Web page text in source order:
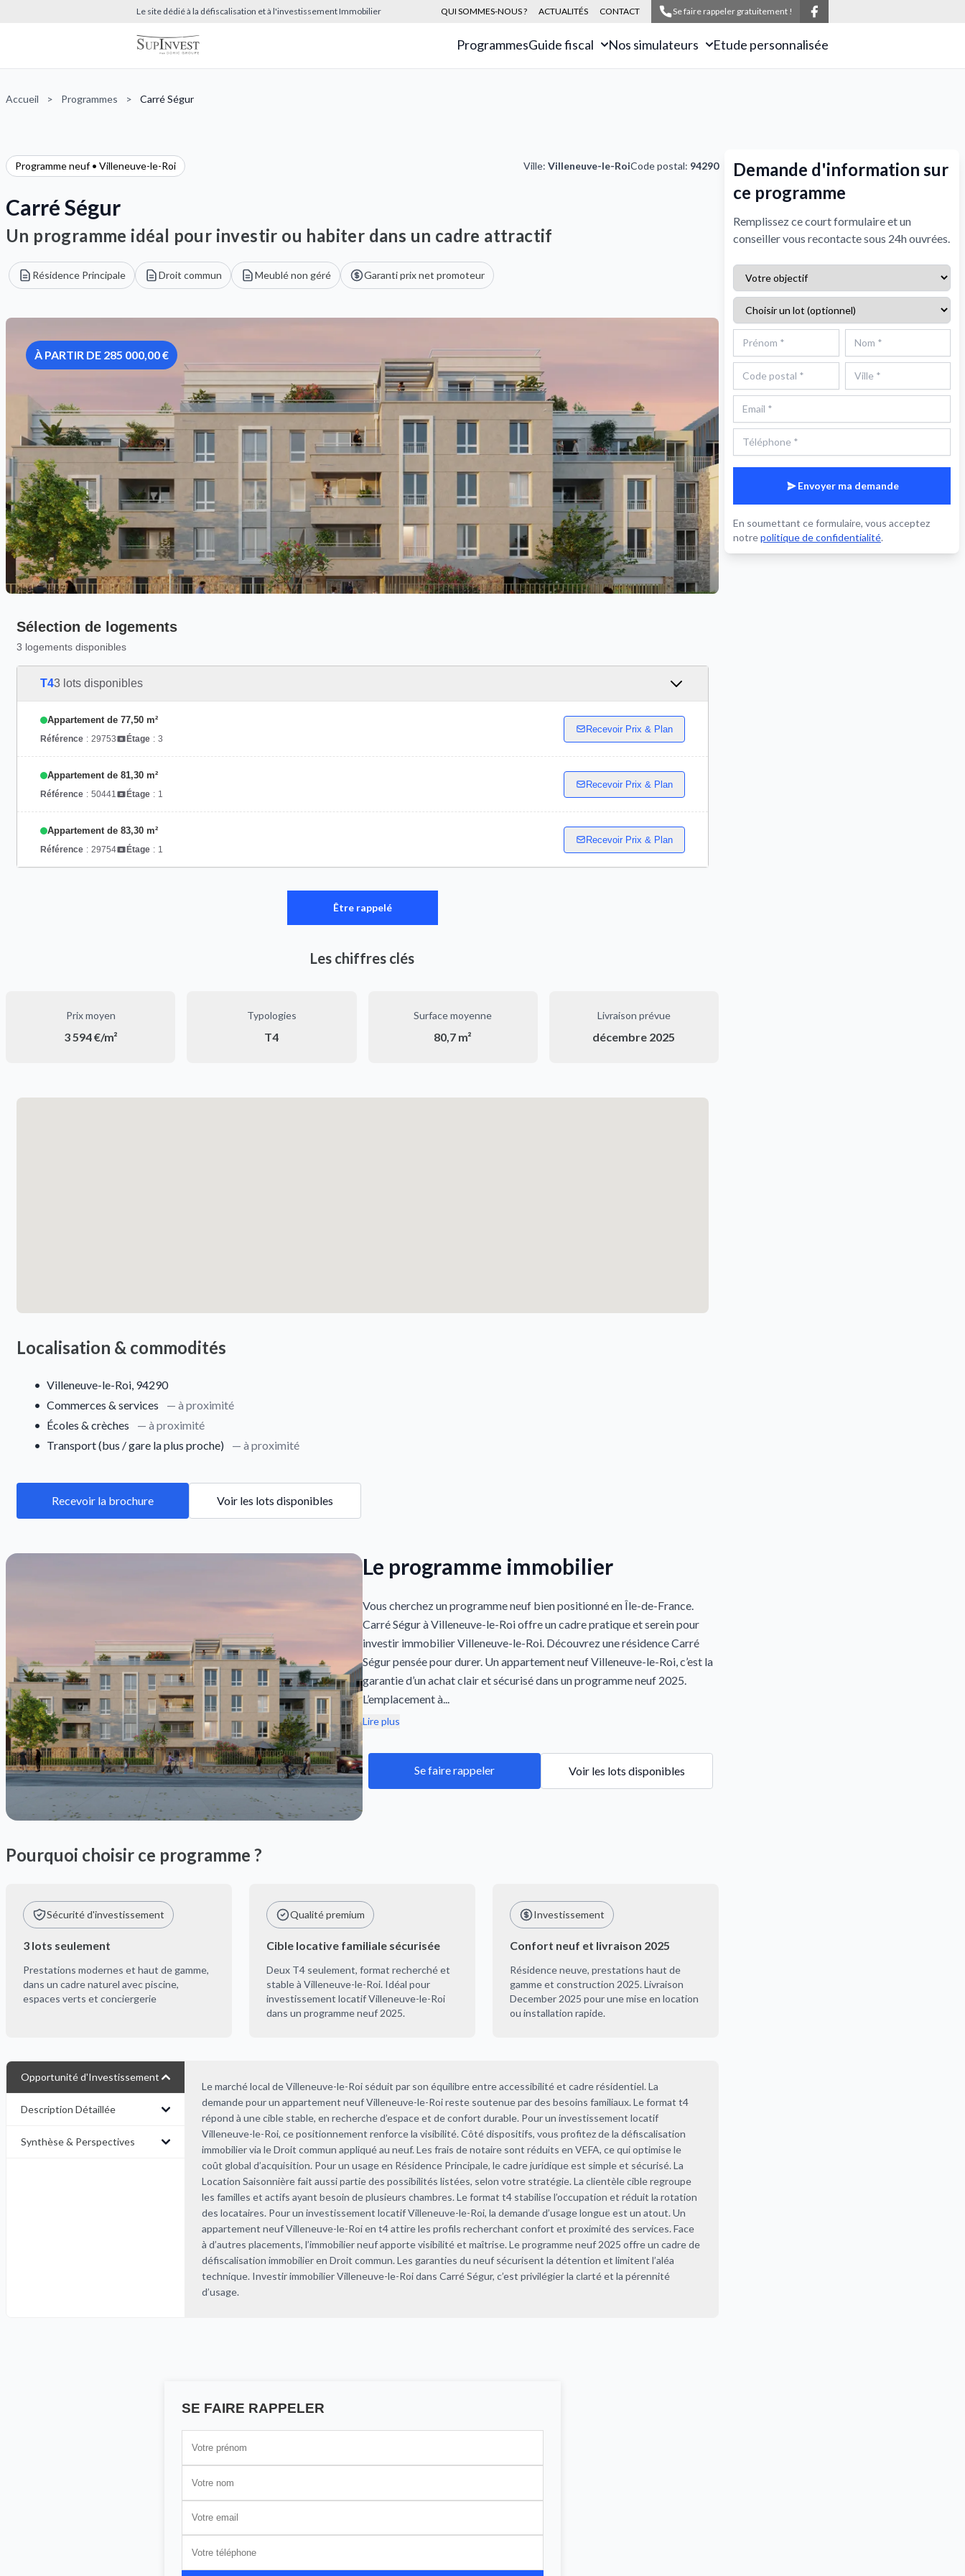
Le site dédié à la défiscalisation et à l'investissement Immobilier QUI SOMMES-NOUS ? ACTUALITÉS CONTACT Se faire rappeler gratuitement !
ProgrammesGuide fiscal Nos simulateurs Etude personnalisée
Accueil > Programmes > Carré Ségur
Programme neuf • Villeneuve-le-Roi Ville: Villeneuve-le-RoiCode postal: 94290
Carré Ségur
Un programme idéal pour investir ou habiter dans un cadre attractif
Résidence Principale Droit commun Meublé non géré Garanti prix net promoteur
À PARTIR DE 285 000,00 €
Sélection de logements
3 logements disponibles
T43 lots disponibles
Appartement de 77,50 m²
Référence : 29753 Étage : 3
Recevoir Prix & Plan
Appartement de 81,30 m²
Référence : 50441 Étage : 1
Recevoir Prix & Plan
Appartement de 83,30 m²
Référence : 29754 Étage : 1
Recevoir Prix & Plan
Être rappelé
Les chiffres clés
Prix moyen
3 594 €/m²
Typologies
T4
Surface moyenne
80,7 m²
Livraison prévue
décembre 2025
Localisation & commodités
• Villeneuve-le-Roi, 94290
• Commerces & services
— à proximité
• Écoles & crèches
— à proximité
• Transport (bus / gare la plus proche) — à proximité
Recevoir la brochure Voir les lots disponibles
Le programme immobilier
Vous cherchez un programme neuf bien positionné en Île-de-France.
Carré Ségur à Villeneuve-le-Roi offre un cadre pratique et serein pour
investir immobilier Villeneuve-le-Roi. Découvrez une résidence Carré
Ségur pensée pour durer. Un appartement neuf Villeneuve-le-Roi, c’est la
garantie d’un achat clair et sécurisé dans un programme neuf 2025.
L’emplacement à...
Lire plus
Se faire rappeler Voir les lots disponibles
Pourquoi choisir ce programme ?
Sécurité d'investissement
3 lots seulement
Prestations modernes et haut de gamme,
dans un cadre naturel avec piscine,
espaces verts et conciergerie
Qualité premium
Cible locative familiale sécurisée
Deux T4 seulement, format recherché et
stable à Villeneuve-le-Roi. Idéal pour
investissement locatif Villeneuve-le-Roi
dans un programme neuf 2025.
Investissement
Confort neuf et livraison 2025
Résidence neuve, prestations haut de
gamme et construction 2025. Livraison
December 2025 pour une mise en location
ou installation rapide.
Opportunité d'Investissement
Description Détaillée
Synthèse & Perspectives
Le marché local de Villeneuve-le-Roi séduit par son équilibre entre accessibilité et cadre résidentiel. La
demande pour un appartement neuf Villeneuve-le-Roi reste soutenue par des besoins familiaux. Le format t4
répond à une cible stable, en recherche d’espace et de confort durable. Pour un investissement locatif
Villeneuve-le-Roi, ce positionnement renforce la visibilité. Côté dispositifs, vous profitez de la défiscalisation
immobilier via le Droit commun appliqué au neuf. Les frais de notaire sont réduits en VEFA, ce qui optimise le
coût global d’acquisition. Pour un usage en Résidence Principale, le cadre juridique est simple et sécurisé. La
Location Saisonnière fait aussi partie des possibilités listées, selon votre stratégie. La clientèle cible regroupe
les familles et actifs ayant besoin de plusieurs chambres. Le format t4 stabilise l’occupation et réduit la rotation
des locataires. Pour un investissement locatif Villeneuve-le-Roi, la demande d’usage longue est un atout. Un
appartement neuf Villeneuve-le-Roi en t4 attire les profils recherchant confort et proximité des services. Face
à d’autres placements, l’immobilier neuf apporte visibilité et maîtrise. Le programme neuf 2025 offre un cadre de
défiscalisation immobilier en Droit commun. Les garanties du neuf sécurisent la détention et limitent l’aléa
technique. Investir immobilier Villeneuve-le-Roi dans Carré Ségur, c’est privilégier la clarté et la pérennité
d’usage.
SE FAIRE RAPPELER
Demande d'information sur
ce programme
Remplissez ce court formulaire et un
conseiller vous recontacte sous 24h ouvrées.
Envoyer ma demande
En soumettant ce formulaire, vous acceptez
notrepolitique de confidentialité.